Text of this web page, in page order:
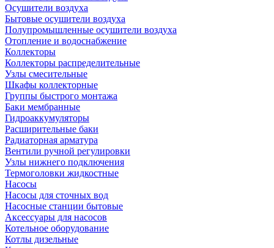
Осушители воздуха
Бытовые осушители воздуха
Полупромышленные осушители воздуха
Отопление и водоснабжение
Коллекторы
Коллекторы распределительные
Узлы смесительные
Шкафы коллекторные
Группы быстрого монтажа
Баки мембранные
Гидроаккумуляторы
Расширительные баки
Радиаторная арматура
Вентили ручной регулировки
Узлы нижнего подключения
Термоголовки жидкостные
Насосы
Насосы для сточных вод
Насосные станции бытовые
Аксессуары для насосов
Котельное оборудование
Котлы дизельные